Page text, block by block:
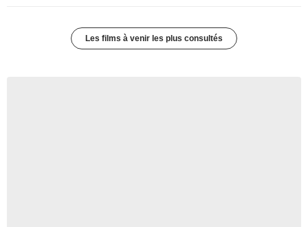
Les films à venir les plus consultés